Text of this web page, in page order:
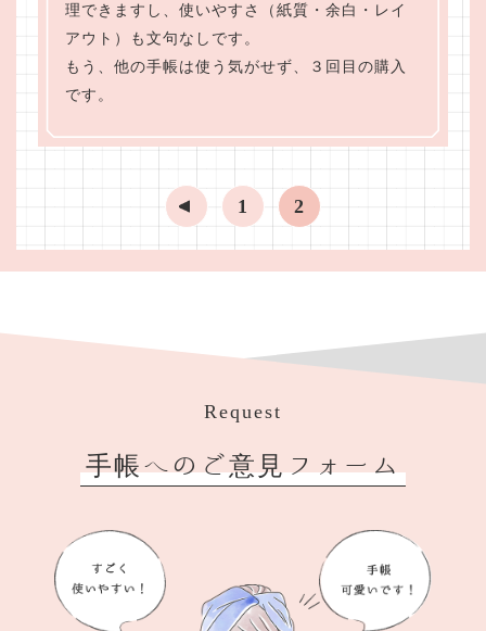
理できますし、使いやすさ（紙質・余白・レイ
アウト）も文句なしです。
もう、他の手帳は使う気がせず、３回目の購入
です。
1 2
Request
手帳へのご意見フォーム